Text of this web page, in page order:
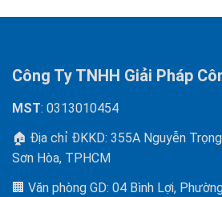
Công Ty TNHH Giải Pháp
MST: 0313010454
🏠 Địa chỉ ĐKKD: 355A Nguyễn
Sơn Hòa, TPHCM
🏢 Văn phòng GD: 04 Bình Lợi,